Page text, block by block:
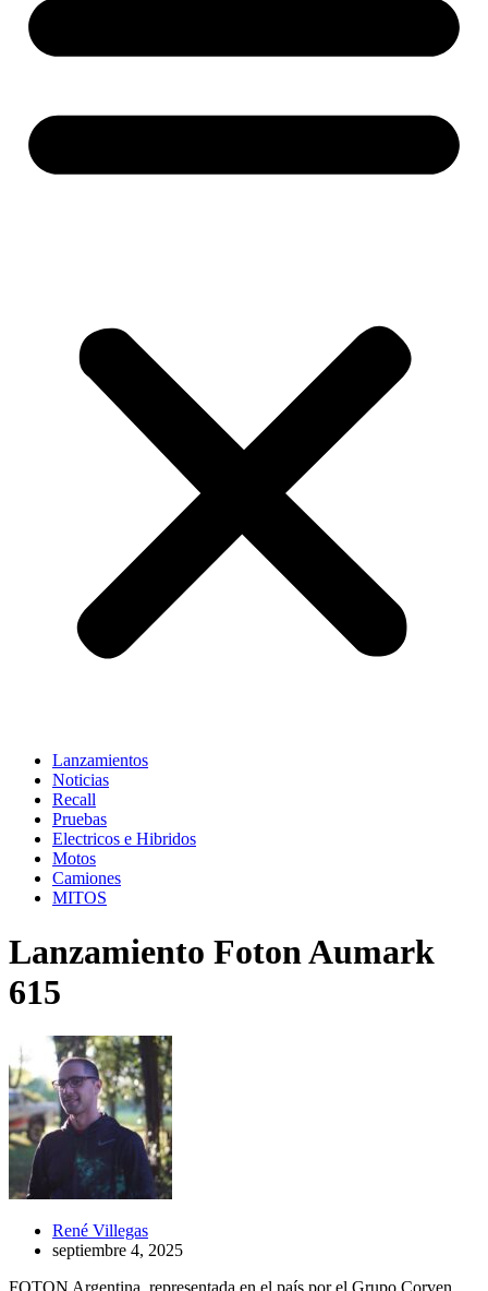
Lanzamientos
Noticias
Recall
Pruebas
Electricos e Hibridos
Motos
Camiones
MITOS
Lanzamiento Foton Aumark
615
René Villegas
septiembre 4, 2025